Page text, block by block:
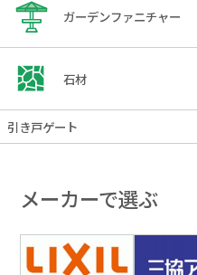
ガーデンファニチャー
石材
引き戸ゲート
メーカーで選ぶ